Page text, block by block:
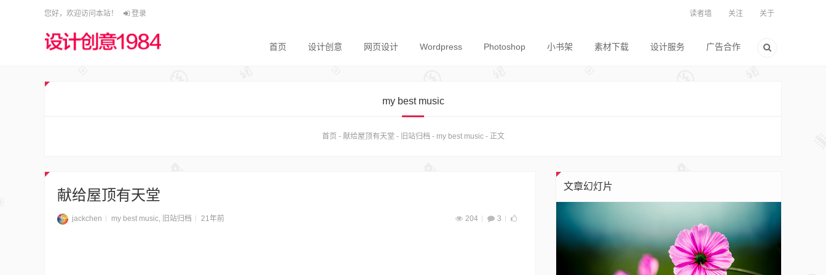
您好，欢迎访问本站！ 登录 读者墙 关注 关于
首页 设计创意 网页设计 Wordpress Photoshop 小书架 素材下载 设计服务 广告合作
my best music
首页 - 献给屋顶有天堂 - 旧站归档 - my best music- 正文
献给屋顶有天堂
jackchen my best music, 旧站归档 21年前 204 3
文章幻灯片